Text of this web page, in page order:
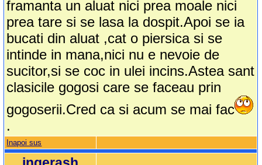
framanta un aluat nici prea moale nici
prea tare si se lasa la dospit.Apoi se ia
bucati din aluat ,cat o piersica si se
intinde in mana,nici nu e nevoie de
sucitor,si se coc in ulei incins.Astea sant
clasicile gogosi care se faceau prin
gogoserii.Cred ca si acum se mai fac
.
Inapoi sus